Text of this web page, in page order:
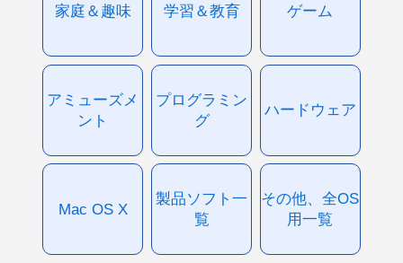
家庭＆趣味 学習＆教育 ゲーム
アミューズメ
ント
プログラミン
グ
ハードウェア
Mac OS X
製品ソフト一
覧
その他、全OS
用一覧